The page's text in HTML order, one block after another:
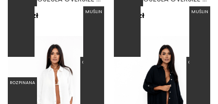
159,00 zł
159,00 zł
OVERSIZE OVERSIZE
MUŚLIN MUŚLIN
ROZPINANA